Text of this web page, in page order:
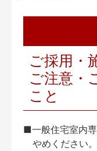
ご採用・
ご注意・
こと
■一般住宅室内
やめください。